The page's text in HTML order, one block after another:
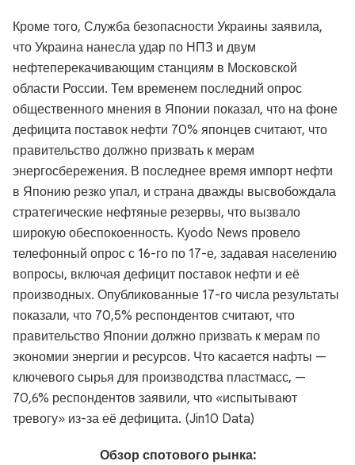
Кроме того, Служба безопасности Украины заявила,
что Украина нанесла удар по НПЗ и двум
нефтеперекачивающим станциям в Московской
области России. Тем временем последний опрос
общественного мнения в Японии показал, что на фоне
дефицита поставок нефти 70% японцев считают, что
правительство должно призвать к мерам
энергосбережения. В последнее время импорт нефти
в Японию резко упал, и страна дважды высвобождала
стратегические нефтяные резервы, что вызвало
широкую обеспокоенность. Kyodo News провело
телефонный опрос с 16-го по 17-е, задавая населению
вопросы, включая дефицит поставок нефти и её
производных. Опубликованные 17-го числа результаты
показали, что 70,5% респондентов считают, что
правительство Японии должно призвать к мерам по
экономии энергии и ресурсов. Что касается нафты —
ключевого сырья для производства пластмасс, —
70,6% респондентов заявили, что «испытывают
тревогу» из-за её дефицита. (Jin10 Data)
Обзор спотового рынка: